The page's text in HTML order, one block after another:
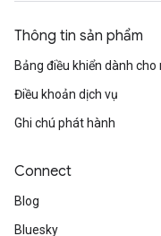
Thông tin sản phẩm
Bảng điều khiển dành
Điều khoản dịch vụ
Ghi chú phát hành
Connect
Blog
Bluesky